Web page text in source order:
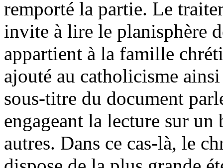
remporté la partie. Le
invite à lire le planisphère
appartient à la famille
ajouté au catholicisme
sous-titre du document
engageant la lecture sur
autres. Dans ce cas-là, le